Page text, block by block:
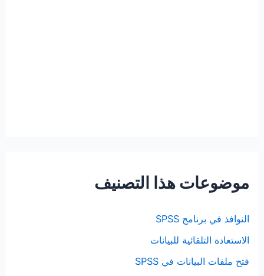
موضوعات هذا التصنيف
النوافذ في برنامج SPSS
الاستعادة التلقائية للبيانات
فتح ملفات البيانات في SPSS